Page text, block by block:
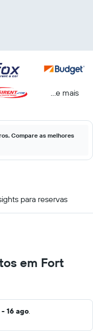
...e mais
Compare as melhores
para reservas
em Fort
- 16 ago.